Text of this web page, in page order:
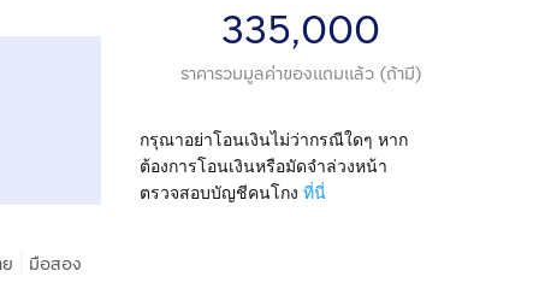
มือสอง
335,000
ราคารวมมูลค่าของแถมแล้ว (ถ้ามี)
กรุณาอย่าโอนเงินไม่ว่ากรณีใดๆ หาก
ต้องการโอนเงินหรือมัดจำล่วงหน้า
ตรวจสอบบัญชีคนโกง ที่นี่